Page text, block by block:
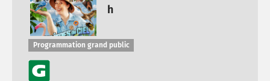
h
Programmation grand public